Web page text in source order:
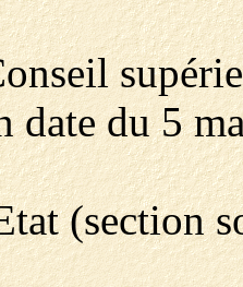
date du 5
(section